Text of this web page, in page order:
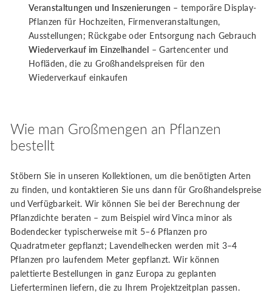
Veranstaltungen und Inszenierungen – temporäre Display-
Pflanzen für Hochzeiten, Firmenveranstaltungen,
Ausstellungen; Rückgabe oder Entsorgung nach Gebrauch
Wiederverkauf im Einzelhandel – Gartencenter und
Hofläden, die zu Großhandelspreisen für den
Wiederverkauf einkaufen
Wie man Großmengen an Pflanzen
bestellt
Stöbern Sie in unseren Kollektionen, um die benötigten Arten
zu finden, und kontaktieren Sie uns dann für Großhandelspreise
und Verfügbarkeit. Wir können Sie bei der Berechnung der
Pflanzdichte beraten – zum Beispiel wird Vinca minor als
Bodendecker typischerweise mit 5–6 Pflanzen pro
Quadratmeter gepflanzt; Lavendelhecken werden mit 3–4
Pflanzen pro laufendem Meter gepflanzt. Wir können
palettierte Bestellungen in ganz Europa zu geplanten
Lieferterminen liefern, die zu Ihrem Projektzeitplan passen.